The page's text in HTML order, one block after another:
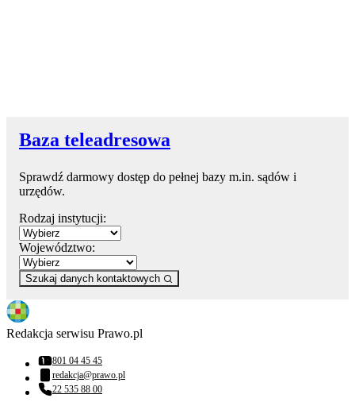
Baza teleadresowa
Sprawdź darmowy dostęp do pełnej bazy m.in. sądów i
urzędów.
Rodzaj instytucji:
Województwo:
Szukaj danych kontaktowych
Redakcja serwisu Prawo.pl
Numer telefonu:
801 04 45 45
Adres email:
redakcja@prawo.pl
Numer telefonu:
22 535 88 00